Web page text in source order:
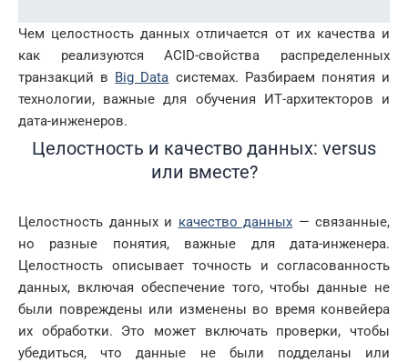
Чем целостность данных отличается от их качества и
как реализуются ACID-свойства распределенных
транзакций в Big Data системах. Разбираем понятия и
технологии, важные для обучения ИТ-архитекторов и
дата-инженеров.
Целостность и качество данных: versus
или вместе?
Целостность данных и качество данных — связанные,
но разные понятия, важные для дата-инженера.
Целостность описывает точность и согласованность
данных, включая обеспечение того, чтобы данные не
были повреждены или изменены во время конвейера
их обработки. Это может включать проверки, чтобы
убедиться, что данные не были подделаны или